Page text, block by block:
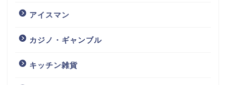
アイスマン
カジノ・ギャンブル
キッチン雑貨